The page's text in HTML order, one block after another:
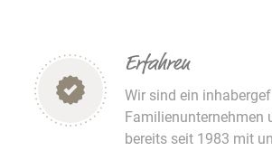
Erfahren
Wir sind ein
Familienunternehmen
bereits seit 1983 mit